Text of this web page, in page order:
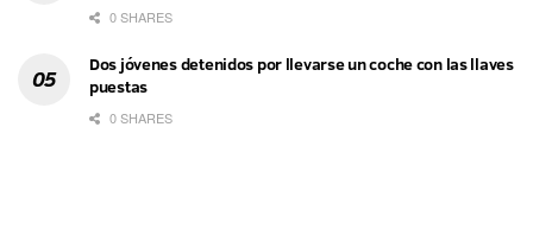
0 SHARES
Dos jóvenes detenidos por llevarse un coche con las llaves
puestas
0 SHARES